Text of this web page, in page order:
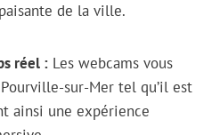
de la ville.
réel : Les webcams vous
sur-Mer tel qu’il est
ainsi une expérience